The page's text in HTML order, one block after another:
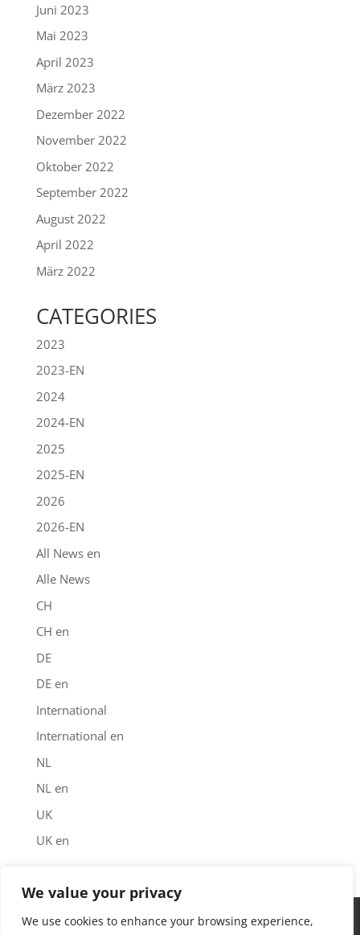
We value your privacy
We use cookies to enhance your browsing experience,
Juni 2023
Mai 2023
April 2023
März 2023
Dezember 2022
November 2022
Oktober 2022
September 2022
August 2022
April 2022
März 2022
CATEGORIES
2023
2023-EN
2024
2024-EN
2025
2025-EN
2026
2026-EN
All News en
Alle News
CH
CH en
DE
DE en
International
International en
NL
NL en
UK
UK en
Impressum Datenschutz
Garantie